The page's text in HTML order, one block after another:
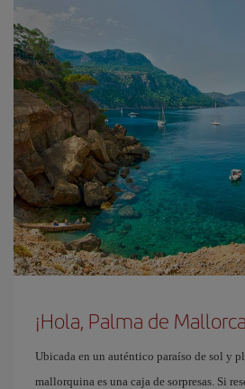
¡Hola, Palma de
Ubicada en un auténtico paraíso de sol y
mallorquina es una caja de sorpresas. Si